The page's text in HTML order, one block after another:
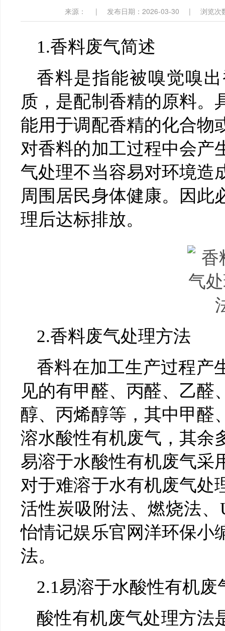
来源： | 发布日期：2026-03-30 | 浏览次
1.香料废气简述
香料是指能被嗅觉嗅
质，是配制香精的原料。
能用于调配香精的化合物
对香料的加工过程中会产
气处理不当容易对环境造
周围居民身体健康。因此
理后达标排放。
2.香料废气处理方法
香料在加工生产过程产
见的有甲醛、丙醛、乙醛
醇、丙烯醇等，其中甲醛
溶水酸性有机废气，其余
易溶于水酸性有机废气采
对于难溶于水有机废气处
活性炭吸附法、燃烧法
怡情记娱乐官网洋环保小
法。
2.1易溶于水酸性有机废
酸性有机废气处理方法